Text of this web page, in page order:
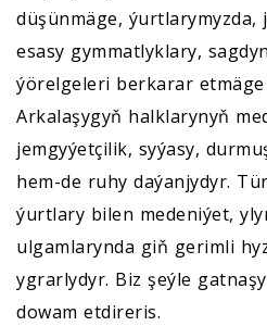
düşünmäge, ýurtlarymyzda,
esasy gymmatlyklary,
ýörelgeleri berkarar
Arkalaşygyň halklarynyň
jemgyýetçilik, syýasy,
hem-de ruhy daýanjydyr.
ýurtlary bilen medeniýet,
ulgamlarynda giň gerimli
ygrarlydyr. Biz şeýle
dowam etdireris.